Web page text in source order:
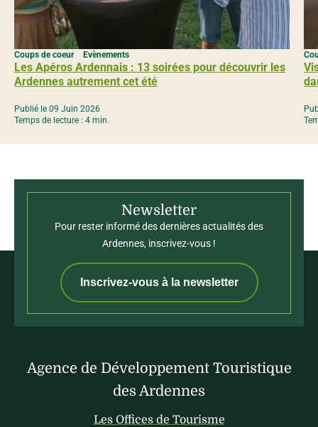
Les Apéros Ardennais : 13 soirées pour découvrir les
Ardennes autrement cet été
Coups de coeur Evènements
Publié le 09 Juin 2026
Temps de lecture : 4 min.
Newsletter
Pour rester informé des dernières actualités des
Ardennes, inscrivez-vous !
Inscrivez-vous à la newsletter
Agence de Développement Touristique
des Ardennes
Les Offices de Tourisme